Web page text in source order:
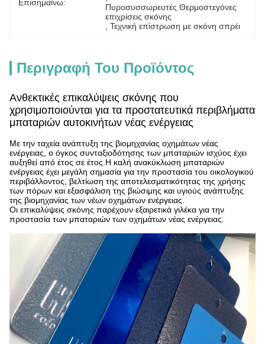
Επισημαίνω:
Πυροσυσσωρευτές Θερμοστεγόνες
επιχρίσεις σκόνης
, Τεχνική επίστρωση με σκόνη σπρέι
Περιγραφή Του Προϊόντος
Ανθεκτικές επικαλύψεις σκόνης που
χρησιμοποιούνται για τα προστατευτικά περιβλήματα
μπαταριών αυτοκινήτων νέας ενέργειας
Με την ταχεία ανάπτυξη της βιομηχανίας οχημάτων νέας
ενέργειας, ο όγκος συνταξιοδότησης των μπαταριών ισχύος έχει
αυξηθεί από έτος σε έτος.Η καλή ανακύκλωση μπαταριών
ενέργειας έχει μεγάλη σημασία για την προστασία του οικολογικού
περιβάλλοντος, βελτίωση της αποτελεσματικότητας της χρήσης
των πόρων και εξασφάλιση της βιώσιμης και υγιούς ανάπτυξης
της βιομηχανίας των νέων οχημάτων ενέργειας.
Οι επικαλύψεις σκόνης παρέχουν εξαιρετικά γιλέκα για την
προστασία των μπαταριών των οχημάτων νέας ενέργειας.